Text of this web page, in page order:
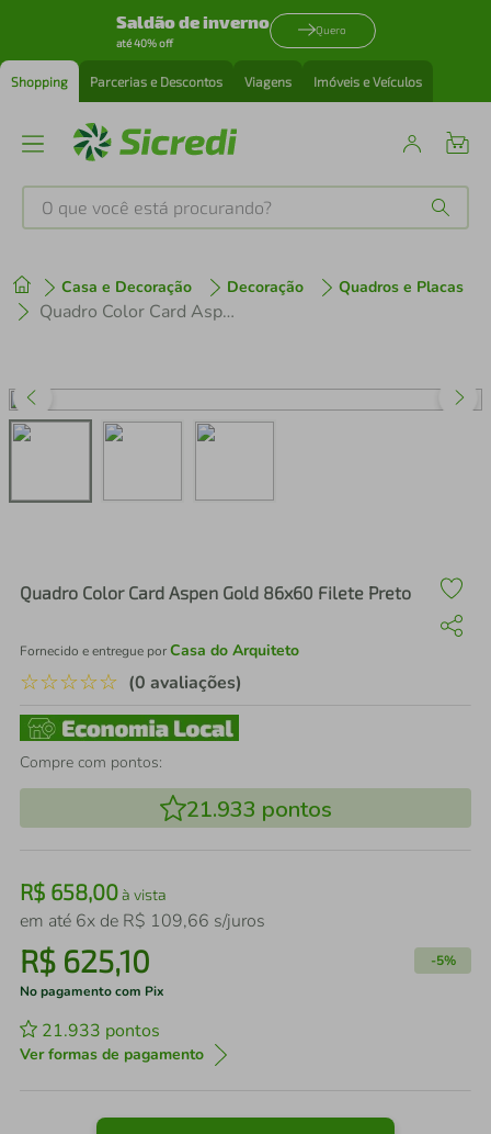
Saldão de inverno
até 40% off
Quero
Shopping Parcerias e Descontos Viagens Imóveis e Veículos
O que você está procurando?
Casa e Decoração Decoração Quadros e Placas
Quadro Color Card Aspen Gold 86x60 Filete Preto
Quadro Color Card Aspen Gold 86x60 Filete Preto
Fornecido e entregue porCasa do Arquiteto
☆☆☆☆☆ (0 avaliações)
Compre com pontos:
21.933 pontos
R$ 658,00à vista
em até 6x de R$ 109,66 s/juros
R$ 625,10 -5%
No pagamento com Pix
21.933 pontos
Ver formas de pagamento
1º tenis
perfume